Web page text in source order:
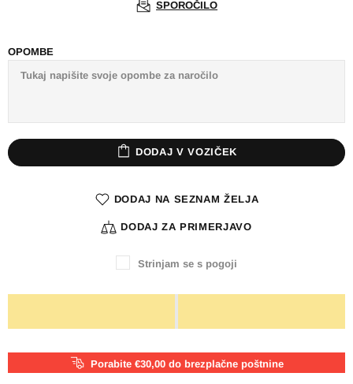
SPOROČILO
OPOMBE
DODAJ V VOZIČEK
DODAJ NA SEZNAM ŽELJA
DODAJ ZA PRIMERJAVO
Strinjam se s pogoji
Porabite €30,00 do brezplačne poštnine